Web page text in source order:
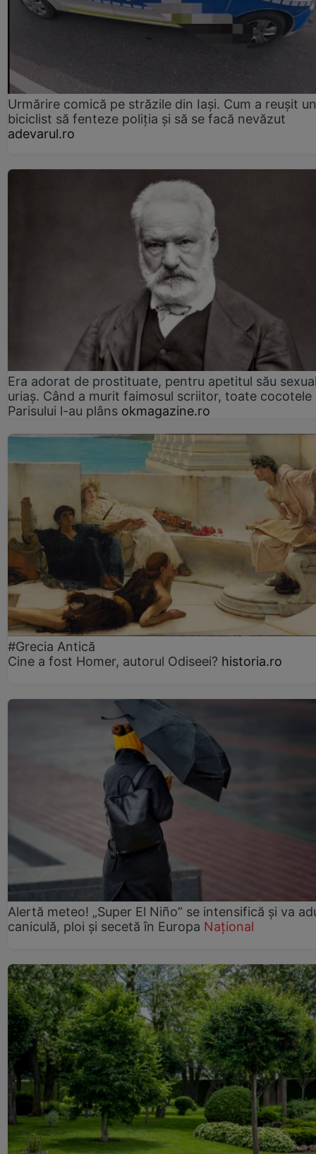
Urmărire comică pe străzile din Iași. Cum a reușit un
biciclist să fenteze poliția și să se facă nevăzut
adevarul.ro
Era adorat de prostituate, pentru apetitul său
uriaș. Când a murit faimosul scriitor, toate cocotele
Parisului l-au plâns okmagazine.ro
#Grecia Antică
Cine a fost Homer, autorul Odiseei? historia.ro
Alertă meteo! „Super El Niño” se intensifică și va
caniculă, ploi și secetă în Europa Național